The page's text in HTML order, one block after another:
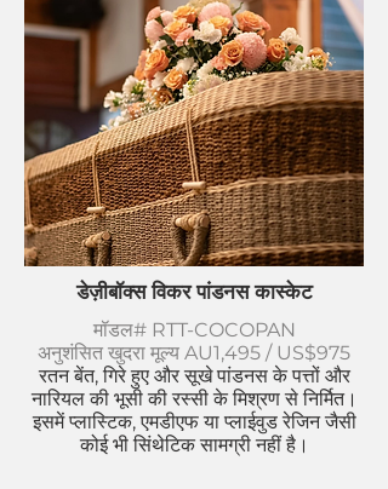
डेज़ीबॉक्स विकर पांडनस कास्केट
मॉडल# RTT-COCOPAN
अनुशंसित खुदरा मूल्य AU1,495 / US$975
रतन बेंत, गिरे हुए और सूखे पांडनस के पत्तों और
नारियल की भूसी की रस्सी के मिश्रण से निर्मित।
इसमें प्लास्टिक, एमडीएफ या प्लाईवुड रेजिन जैसी
कोई भी सिंथेटिक सामग्री नहीं है।